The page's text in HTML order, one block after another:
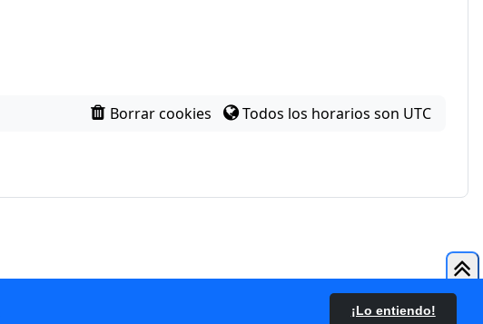
¡Lo entiendo!
Borrar cookies Todos los horarios son UTC